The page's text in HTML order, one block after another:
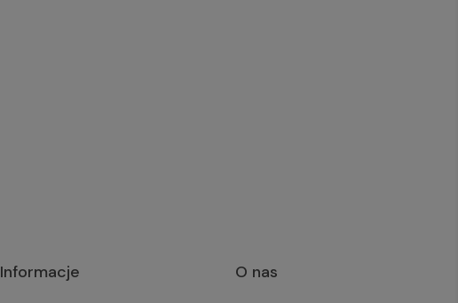
Informacje O nas